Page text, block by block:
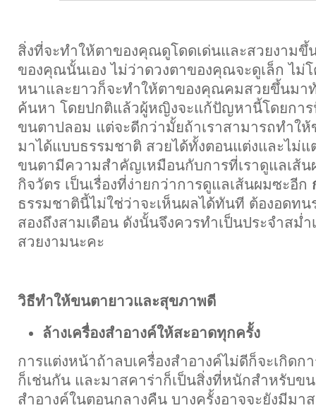
สิ่งที่จะทำให้ตาของคุณดูโดดเด่นและสวยงาม
ของคุณนั้นเอง ไม่ว่าดวงตาของคุณจะดูเล็ก ไม่
หนาและยาวก็จะทำให้ตาของคุณคมสวยขึ้นมา
ค้นหา โดยปกติแล้วผู้หญิงจะแก้ปัญหานี้โดยกา
ขนตาปลอม แต่จะดีกว่ามั้ยถ้าเราสามารถทำให้
มาได้แบบธรรมชาติ สวยได้ทั้งตอนแต่งและไม่แ
ขนตามีความสำคัญเหมือนกับการที่เราดูแลเส้
กิจวัตร เป็นเรื่องที่ง่ายกว่าการดูแลเส้นผมซะอีก
ธรรมชาตินี้ไม่ใช่ว่าจะเห็นผลได้ทันที ต้องอดทน
สองถึงสามเดือน ดังนั้นจึงควรทำเป็นประจำสม่
สวยงามนะคะ
วิธีทำให้ขนตายาวและสุขภาพดี
ล้างเครื่องสำอางค์ให้สะอาดทุกครั้ง
การแต่งหน้าถ้าลบเครื่องสำอางค์ไม่ดีก็จะเกิดก
ก็เช่นกัน และมาสคาร่าก็เป็นสิ่งที่หนักสำหรับข
สำอางค์ในตอนกลางคืน บางครั้งอาจจะยังมีมา